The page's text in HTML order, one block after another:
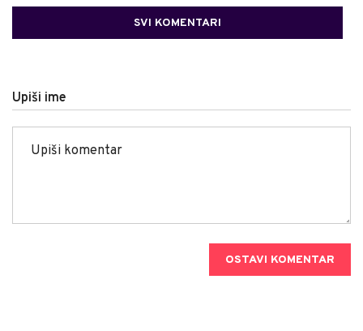
SVI KOMENTARI
Upiši ime
OSTAVI KOMENTAR